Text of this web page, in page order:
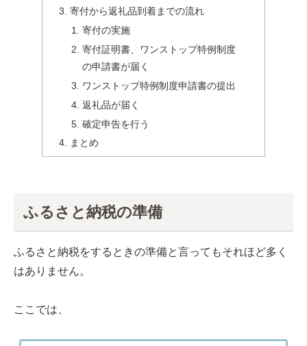
寄付から返礼品到着までの流れ
寄付の実施
寄付証明書、ワンストップ特例制度
の申請書が届く
ワンストップ特例制度申請書の提出
返礼品が届く
確定申告を行う
まとめ
ふるさと納税の準備
ふるさと納税をするときの準備と言ってもそれほど多く
はありません。
ここでは、